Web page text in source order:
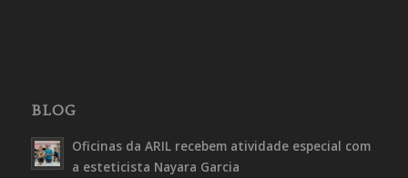
BLOG
Oficinas da ARIL recebem atividade especial com
a esteticista Nayara Garcia